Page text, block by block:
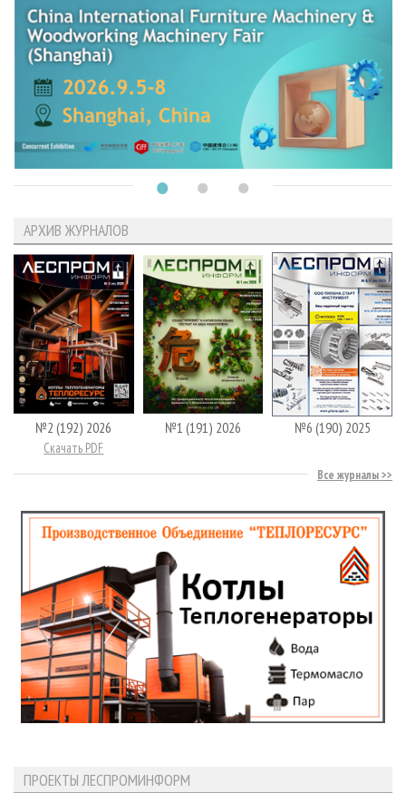
АРХИВ ЖУРНАЛОВ
№2 (192) 2026
Скачать PDF
№1 (191) 2026 №6 (190) 2025
Все журналы
ПРОЕКТЫ ЛЕСПРОМИНФОРМ